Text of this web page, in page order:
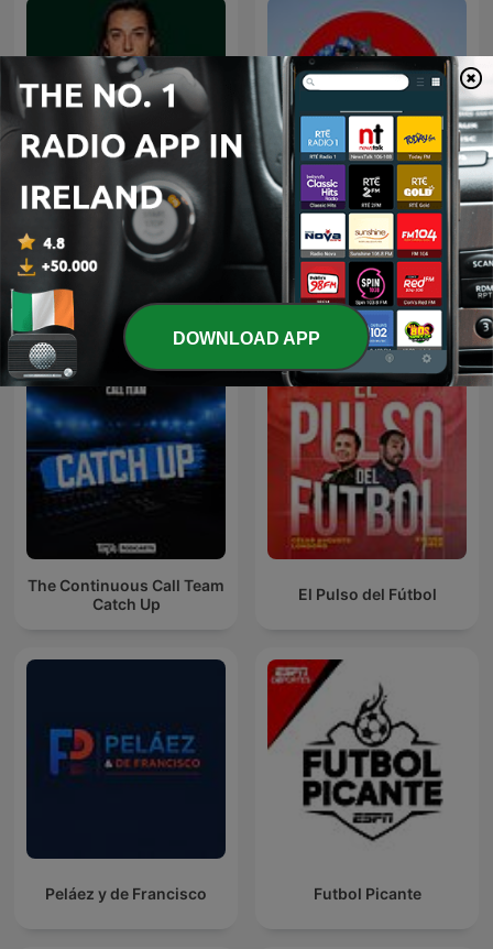
Tennis Insider Club with
Caro Garcia
Racing Post
International Sports podcasts
The Continuous Call Team
Catch Up
El Pulso del Fútbol
Peláez y de Francisco Futbol Picante
DOWNLOAD APP